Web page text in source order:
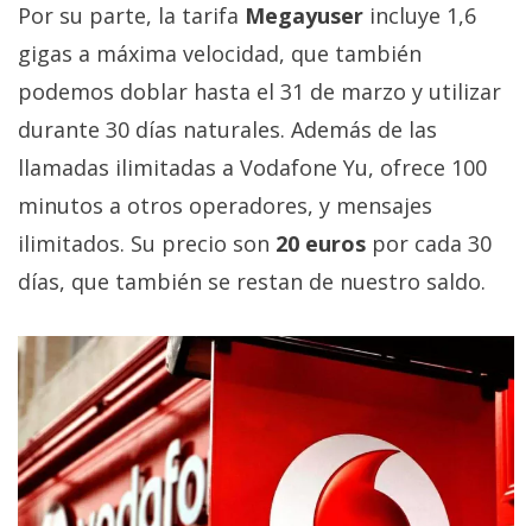
noticias sobre
tecnología,
móviles,
ordenadores,
informática,
videojuegos,
comparativas,
trucos y
El Grupo
Informático
2026.Algunos
derechos
reservados.
Por su parte, la tarifa Megayuser incluye 1,6
gigas a máxima velocidad, que también
podemos doblar hasta el 31 de marzo y utilizar
durante 30 días naturales. Además de las
llamadas ilimitadas a Vodafone Yu, ofrece 100
minutos a otros operadores, y mensajes
ilimitados. Su precio son 20 euros por cada 30
días, que también se restan de nuestro saldo.